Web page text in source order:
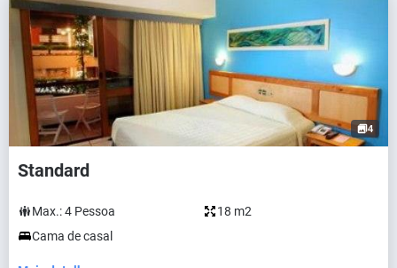
4
Standard
Max.:4 Pessoa
18 m2
Cama de casal